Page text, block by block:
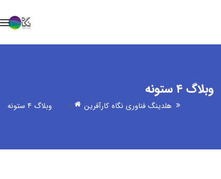
وبلاگ ۴ ستونه
هلدینگ فناوری نگاه کارآفرین > وبلاگ ۴ ستونه